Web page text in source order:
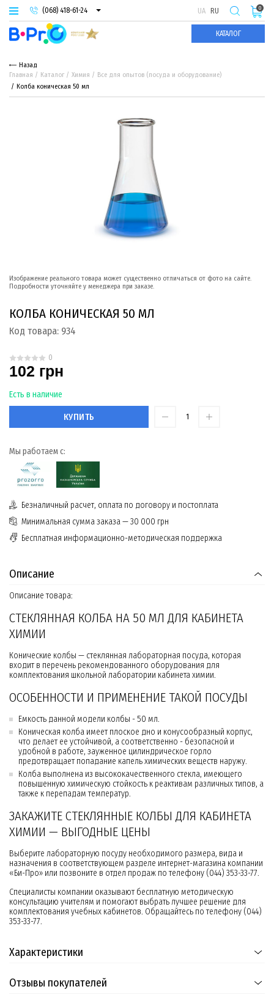
(068) 418-61-24
(093) 974-66-94
(095) 987-29-55
UA RU
КАТАЛОГ
0
Назад
Главная
Каталог Химия
Все для опытов (посуда и оборудование)
Колба коническая 50 мл
Изображение реального товара может существенно отличаться от фото на сайте.
Подробности уточняйте у менеджера при заказе.
КОЛБА КОНИЧЕСКАЯ 50 МЛ
Код товара: 934
0
102 грн
Есть в наличие
КУПИТЬ
Мы работаем с:
Безналичный расчет, оплата по договору и постоплата
Минимальная сумма заказа — 30 000 грн
Бесплатная информационно-методическая поддержка
Описание
Описание товара:
СТЕКЛЯННАЯ КОЛБА НА 50 МЛ ДЛЯ КАБИНЕТА
ХИМИИ
Конические колбы — стеклянная лабораторная посуда, которая
входит в перечень рекомендованного оборудования для
комплектования школьной лаборатории кабинета химии.
ОСОБЕННОСТИ И ПРИМЕНЕНИЕ ТАКОЙ ПОСУДЫ
Емкость данной модели колбы - 50 мл.
Коническая колба имеет плоское дно и конусообразный корпус,
что делает ее устойчивой, а соответственно - безопасной и
удобной в работе, зауженное цилиндрическое горло
предотвращает попадание капель химических веществ наружу.
Колба выполнена из высококачественного стекла, имеющего
повышенную химическую стойкость к реактивам различных типов, а
также к перепадам температур.
ЗАКАЖИТЕ СТЕКЛЯННЫЕ КОЛБЫ ДЛЯ КАБИНЕТА
ХИМИИ — ВЫГОДНЫЕ ЦЕНЫ
Выберите лабораторную посуду необходимого размера, вида и
назначения в соответствующем разделе интернет-магазина компании
«Би-Про» или позвоните в отдел продаж по телефону (044) 353-33-77.
Специалисты компании оказывают бесплатную методическую
консультацию учителям и помогают выбрать лучшее решение для
комплектования учебных кабинетов. Обращайтесь по телефону (044)
353-33-77.
Характеристики
Отзывы покупателей